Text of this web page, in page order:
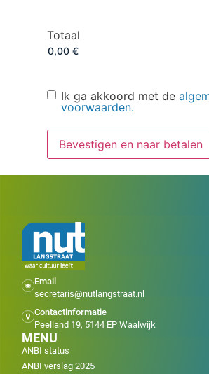
Totaal
Akkoord
Ik ga akkoord met de
voorwaarden.
Bevestigen en naar betalen
Email
secretaris@nutlangstraat.nl
Contactinformatie
Peelland 19, 5144 EP Waalwijk
MENU
ANBI status
ANBI verslag 2025